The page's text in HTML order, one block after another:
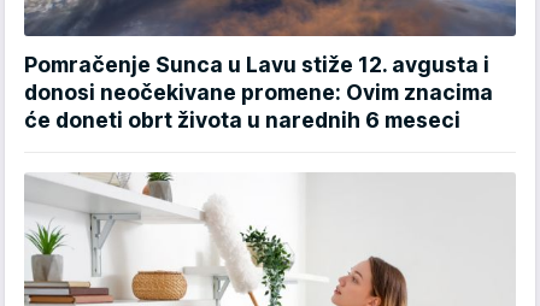
Pomračenje Sunca u Lavu stiže 12. avgusta i
donosi neočekivane promene: Ovim znacima
će doneti obrt života u narednih 6 meseci